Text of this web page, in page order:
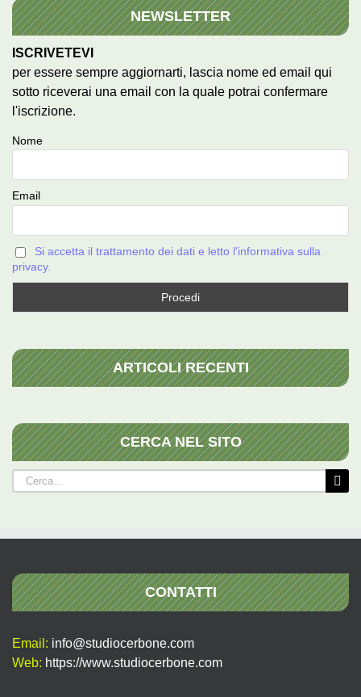
NEWSLETTER
ISCRIVETEVI
per essere sempre aggiornarti, lascia nome ed email qui
sotto riceverai una email con la quale potrai confermare
l'iscrizione.
Nome
Email
Si accetta il trattamento dei dati e letto l'informativa sulla
privacy.
ARTICOLI RECENTI
CERCA NEL SITO
Cerca
per:
CONTATTI
Email: info@studiocerbone.com
Web: https://www.studiocerbone.com